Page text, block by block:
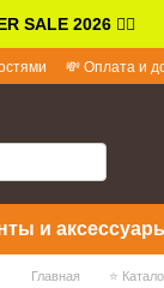
SALE 2026👈🏻
💸 Оплата и
и
Главная ⭐